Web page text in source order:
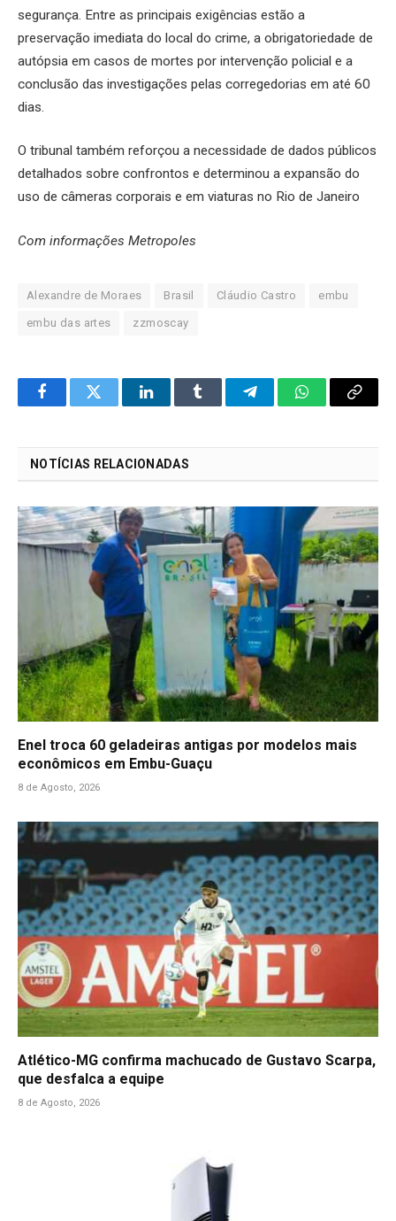
segurança. Entre as principais exigências estão a
preservação imediata do local do crime, a obrigatoriedade de
autópsia em casos de mortes por intervenção policial e a
conclusão das investigações pelas corregedorias em até 60
dias.
O tribunal também reforçou a necessidade de dados públicos
detalhados sobre confrontos e determinou a expansão do
uso de câmeras corporais e em viaturas no Rio de Janeiro
Com informações Metropoles
Alexandre de Moraes Brasil Cláudio Castro embu
embu das artes zzmoscay
FacebookTwitter LinkedInTumblr TelegramWhatsApp
Copy
NOTÍCIAS RELACIONADAS
Enel troca 60 geladeiras antigas por modelos mais
econômicos em Embu-Guaçu
8 de Agosto, 2026
Atlético-MG confirma machucado de Gustavo Scarpa,
que desfalca a equipe
8 de Agosto, 2026